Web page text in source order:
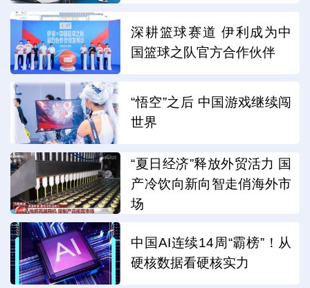
深耕篮球赛道 伊利成为中
国篮球之队官方合作伙伴
“悟空”之后 中国游戏继续闯
世界
“夏日经济”释放外贸活力 国
产冷饮向新向智走俏海外市
场
中国AI连续14周“霸榜”！从
硬核数据看硬核实力